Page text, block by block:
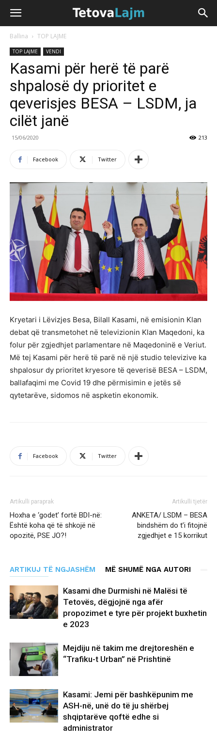
Ballina TOP LAJME
TOP LAJME VENDI
Kasami për herë të parë
shpalosë dy prioritet e
qeverisjes BESA – LSDM, ja
cilët janë
15/06/2020 213
Facebook Twitter
Kryetari i Lëvizjes Besa, Bilall Kasami, në emisionin Klan
debat që transmetohet në televizionin Klan Maqedoni, ka
folur për zgjedhjet parlamentare në Maqedoninë e Veriut.
Më tej Kasami për herë të parë në një studio televizive ka
shpalosur dy prioritet kryesore të qeverisë BESA – LSDM,
ballafaqimi me Covid 19 dhe përmisimin e jetës së
qytetarëve, sidomos në aspketin ekonomik.
Facebook Twitter
Artikulli paraprak
Hoxha e ‘godet’ fortë BDI-në:
Është koha që të shkojë në
opozitë, PSE JO?!
Artikulli tjetër
ANKETA/ LSDM – BESA
bindshëm do t’i fitojnë
zgjedhjet e 15 korrikut
ARTIKUJ TË NGJASHËM MË SHUMË NGA AUTORI
Kasami dhe Durmishi në Malësi të
Tetovës, dëgjojnë nga afër
propozimet e tyre për projekt buxhetin
e 2023
Mejdiju në takim me drejtoreshën e
“Trafiku-t Urban” në Prishtinë
Kasami: Jemi për bashkëpunim me
ASH-në, unë do të ju shërbej
shqiptarëve qoftë edhe si
administrator